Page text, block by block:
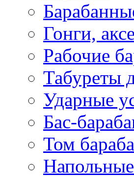
Гонги,
Рабочие
Табуреты
Ударные
Бас-
Том